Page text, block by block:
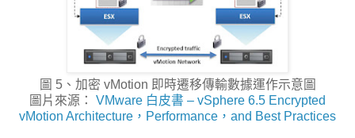
圖 5、加密 vMotion 即時遷移傳輸數據運作示意圖
圖片來源： VMware 白皮書 – vSphere 6.5 Encrypted
vMotion Architecture，Performance，and Best Practices